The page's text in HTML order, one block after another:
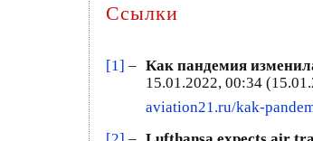
Ссылки
[1] – Как пандемия
15.01.2022, 00:34
aviation21.ru/kak-